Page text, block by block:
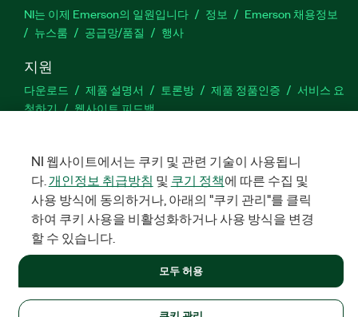
NI는 이제 Emerson의 일원입니다 정보
Emerson 채용정보
뉴스룸
공급망/품질 행사
지원
다운로드 제품 설명서 토론방 제품 정품인증
서비스 요
청하기
웹사이트 피드백
Facebook
TwitterLinkedIn
법적정보|IMPRINT|개인정보 취급방침|쿠키 관리
©NATIONAL INSTRUMENTS CORP. 판권 소유. 한국내쇼날인스트루먼
트㈜ | 주소: 서울특별시 영등포구 여의대로 108, 36층 (여의도동,
파크원 타워1) | 대표자: 수리후앗, 페드로와이안드라데 | 사업자 등
록번호: 214-81-91583 | 대표전화: 02-3451-3400
NI 웹사이트에서는 쿠키 및 관련 기술이 사용됩니
다. 개인정보 취급방침 및 쿠기 정책에 따른 수집 및
사용 방식에 동의하거나, 아래의 "쿠키 관리"를 클릭
하여 쿠키 사용을 비활성화하거나 사용 방식을 변경
할 수 있습니다.
모두 허용